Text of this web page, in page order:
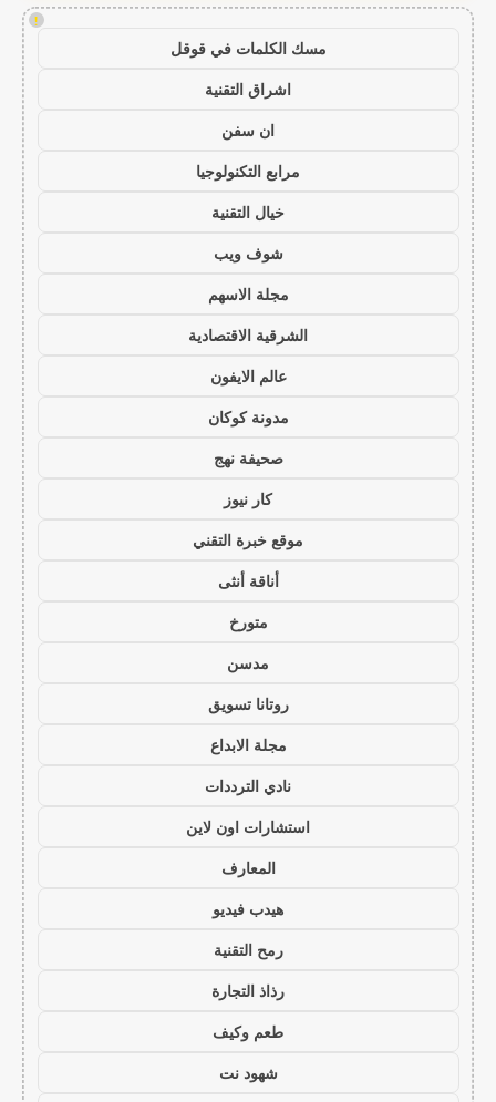
!
مسك الكلمات في قوقل
اشراق التقنية
ان سفن
مرابع التكنولوجيا
خيال التقنية
شوف ويب
مجلة الاسهم
الشرقية الاقتصادية
عالم الايفون
مدونة كوكان
صحيفة نهج
كار نيوز
موقع خبرة التقني
أناقة أنثى
متورخ
مدسن
روتانا تسويق
مجلة الابداع
نادي الترددات
استشارات اون لاين
المعارف
هيدب فيديو
رمح التقنية
رذاذ التجارة
طعم وكيف
شهود نت